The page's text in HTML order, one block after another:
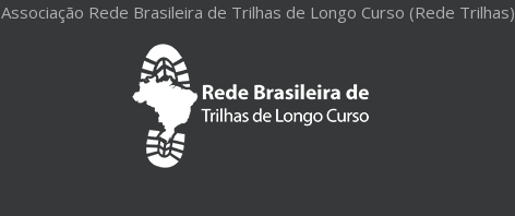
Associação Rede Brasileira de Trilhas de Longo Curso (Rede Trilhas)